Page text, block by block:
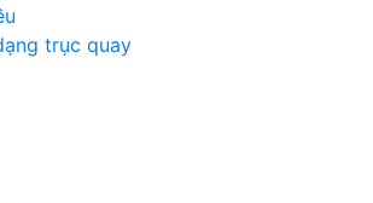
trục quay